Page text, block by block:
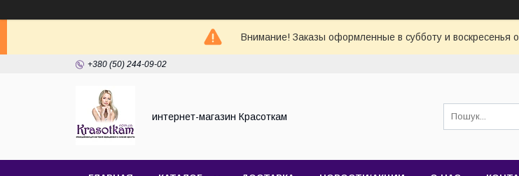
Внимание! Заказы оформленные в субботу и воскресенья
+380 (50) 244-09-02
интернет-магазин Красоткам